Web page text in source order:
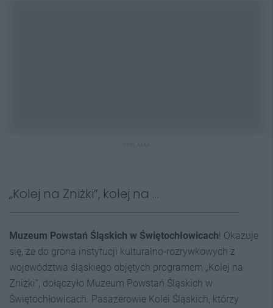
„Kolej na Zniżki”, kolej na …
Muzeum Powstań Śląskich w Świętochłowicach! Okazuje
się, że do grona instytucji kulturalno-rozrywkowych z
województwa śląskiego objętych programem „Kolej na
Zniżki”, dołączyło Muzeum Powstań Śląskich w
Świętochłowicach. Pasażerowie Kolei Śląskich, którzy